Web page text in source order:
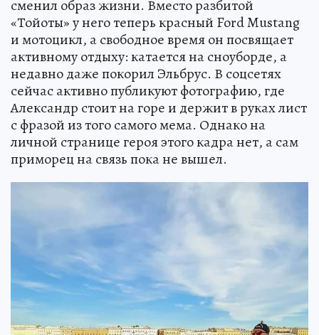
сменил образ жизни. Вместо разбитой
«Тойоты» у него теперь красный Ford Mustang
и мотоцикл, а свободное время он посвящает
активному отдыху: катается на сноуборде, а
недавно даже покорил Эльбрус. В соцсетях
сейчас активно публикуют фотографию, где
Александр стоит на горе и держит в руках лист
с фразой из того самого мема. Однако на
личной странице героя этого кадра нет, а сам
приморец на связь пока не вышел.